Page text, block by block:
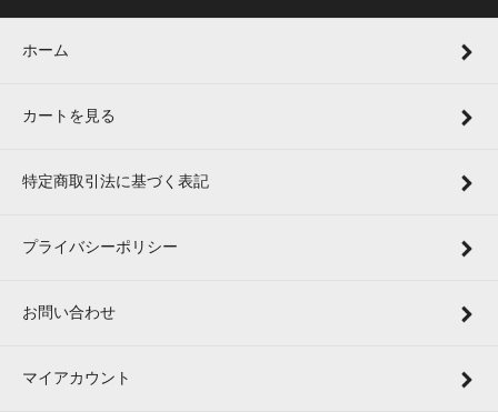
ホーム
カートを見る
特定商取引法に基づく表記
プライバシーポリシー
お問い合わせ
マイアカウント